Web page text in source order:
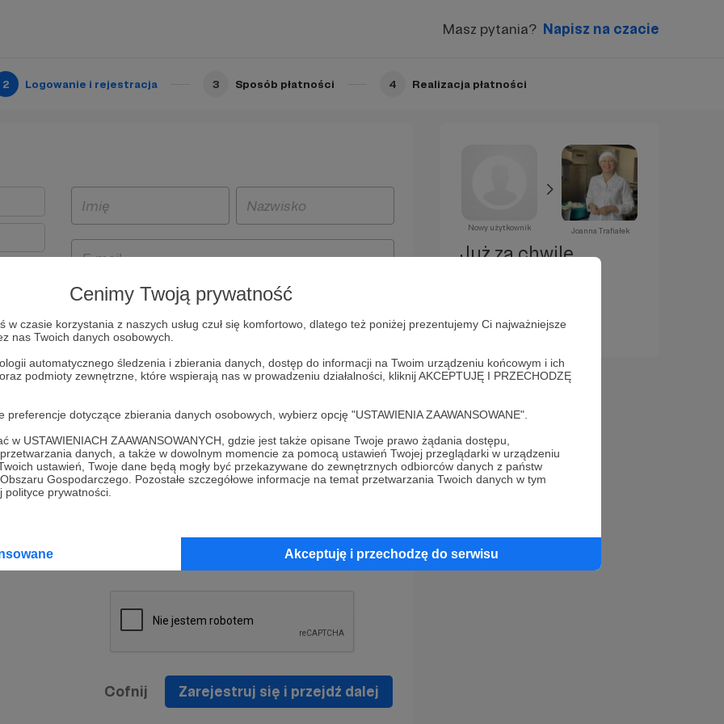
Cenimy Twoją prywatność
w czasie korzystania z naszych usług czuł się komfortowo, dlatego też poniżej prezentujemy Ci najważniejsze
nas Twoich danych osobowych.
automatycznego śledzenia i zbierania danych, dostęp do informacji na Twoim urządzeniu końcowym i ich
podmioty zewnętrzne, które wspierają nas w prowadzeniu działalności, kliknij AKCEPTUJĘ I PRZECHODZĘ
dotyczące zbierania danych osobowych, wybierz opcję "USTAWIENIA ZAAWANSOWANE".
w USTAWIENIACH ZAAWANSOWANYCH, gdzie jest także opisane Twoje prawo żądania dostępu,
danych, a także w dowolnym momencie za pomocą ustawień Twojej przeglądarki w urządzeniu
ustawień, Twoje dane będą mogły być przekazywane do zewnętrznych odbiorców danych z państw
Gospodarczego. Pozostałe szczegółowe informacje na temat przetwarzania Twoich danych w tym
prywatności.
Akceptuję i przechodzę do serwisu
Masz pytania? Napisz na czacie
2 Logowanie i rejestracja 3 Sposób płatności 4 Realizacja płatności
i
będą
z
prawo
na
Politykę Prywatności
* Wyrażam zgodę na przetwarzanie moich danych
osobowych podanych w formularzu rejestracyjnym w celu
prawidłowego świadczenia usług serwisu Patronite.
informacji handlowych - newslettera. Opcja ta może zostać
Cofnij Zarejestruj się i przejdź dalej
Nowy użytkownik Joanna Trafiałek
Już za chwilę